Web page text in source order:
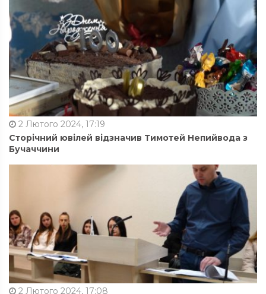
2 Лютого 2024, 17:19
Сторічний ювілей відзначив Тимотей Непийвода з
Бучаччини
2 Лютого 2024, 17:08